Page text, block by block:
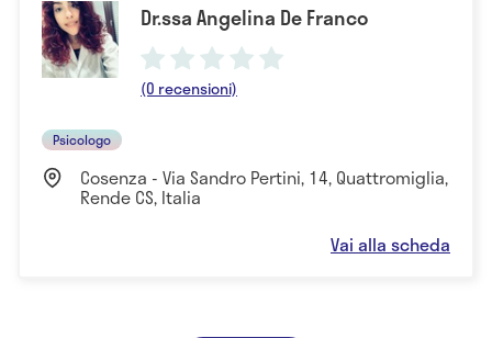
Dr.ssa Angelina De Franco
(0 recensioni)
Psicologo
Cosenza - Via Sandro Pertini, 14, Quattromiglia,
Rende CS, Italia
Vai alla scheda